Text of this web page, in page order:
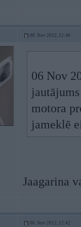
06. Nov 2012, 12:40
06 Nov
motora
jameklē
Jaagarina
06. Nov 2012, 12:42